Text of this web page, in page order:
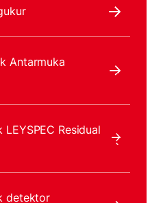
Antarmuka
Residual
detektor